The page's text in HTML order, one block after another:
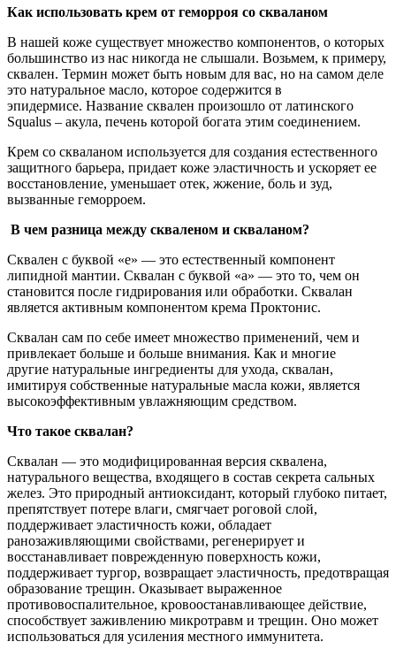
Как использовать крем от геморроя со скваланом
В нашей коже существует множество компонентов, о которых
большинство из нас никогда не слышали. Возьмем, к примеру,
сквален. Термин может быть новым для вас, но на самом деле
это натуральное масло, которое содержится в
эпидермисе. Название сквален произошло от латинского
Squalus – акула, печень которой богата этим соединением.
Крем со скваланом используется для создания естественного
защитного барьера, придает коже эластичность и ускоряет ее
восстановление, уменьшает отек, жжение, боль и зуд,
вызванные геморроем.
В чем разница между скваленом и скваланом?
Сквален с буквой «е» — это естественный компонент
липидной мантии. Сквалан с буквой «а» — это то, чем он
становится после гидрирования или обработки. Сквалан
является активным компонентом крема Проктонис.
Сквалан сам по себе имеет множество применений, чем и
привлекает больше и больше внимания. Как и многие
другие натуральные ингредиенты для ухода, сквалан,
имитируя собственные натуральные масла кожи, является
высокоэффективным увлажняющим средством.
Что такое сквалан?
Сквалан — это модифицированная версия сквалена,
натурального вещества, входящего в состав секрета сальных
желез. Это природный антиоксидант, который глубоко питает,
препятствует потере влаги, смягчает роговой слой,
поддерживает эластичность кожи, обладает
ранозаживляющими свойствами, регенерирует и
восстанавливает поврежденную поверхность кожи,
поддерживает тургор, возвращает эластичность, предотвращая
образование трещин. Оказывает выраженное
противовоспалительное, кровоостанавливающее действие,
способствует заживлению микротравм и трещин. Оно может
использоваться для усиления местного иммунитета.